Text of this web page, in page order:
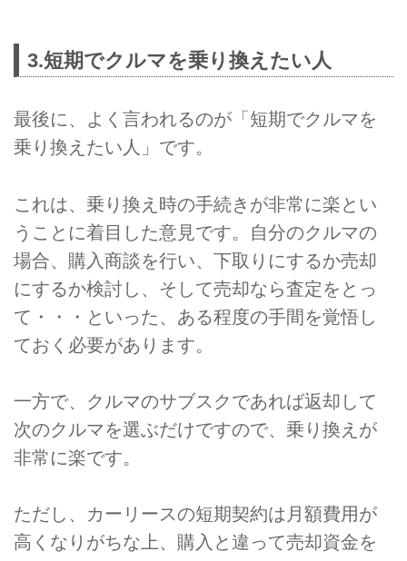
3.短期でクルマを乗り換えたい人
最後に、よく言われるのが「短期でクルマを
乗り換えたい人」です。
これは、乗り換え時の手続きが非常に楽とい
うことに着目した意見です。自分のクルマの
場合、購入商談を行い、下取りにするか売却
にするか検討し、そして売却なら査定をとっ
て・・・といった、ある程度の手間を覚悟し
ておく必要があります。
一方で、クルマのサブスクであれば返却して
次のクルマを選ぶだけですので、乗り換えが
非常に楽です。
ただし、カーリースの短期契約は月額費用が
高くなりがちな上、購入と違って売却資金を